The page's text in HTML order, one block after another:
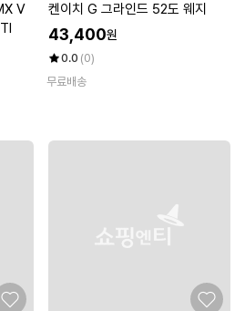
V
TI
켄이치 G 그라인드 52도 웨지
43,400원
0.0 (0)
무료배송